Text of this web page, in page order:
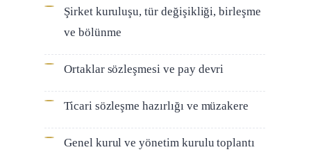
Şirket kuruluşu, tür değişikliği, birleşme
ve bölünme
Ortaklar sözleşmesi ve pay devri
Ticari sözleşme hazırlığı ve müzakere
Genel kurul ve yönetim kurulu toplantı